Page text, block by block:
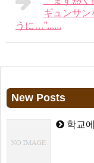
ギュンサン
うに…”......
New Posts
학교